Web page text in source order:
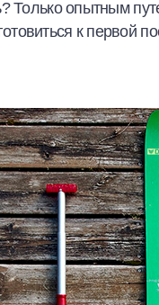
Line
Только опытным
к первой